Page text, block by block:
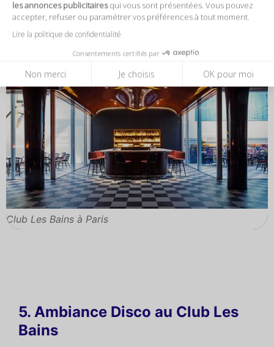
les annonces publicitairesqui vous sont présentées. Vous pouvez
accepter, refuser ou paramétrer vos préférences à tout moment.
Lire la politique de confidentialité
Consentements certifiés par
Non merci Je choisis OK pour moi
Club Les Bains à Paris
5. Ambiance Disco au Club Les
Bains